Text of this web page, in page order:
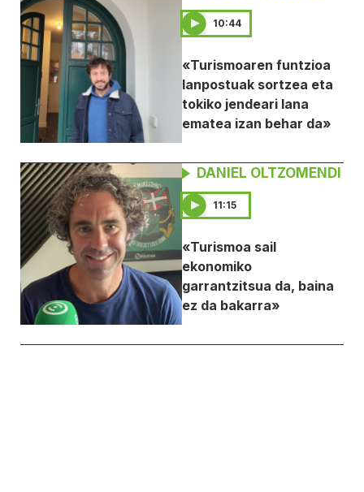
10:44
«Turismoaren funtzioa
lanpostuak sortzea eta
tokiko jendeari lana
ematea izan behar da»
DANIEL OLTZOMENDI
11:15
«Turismoa sail
ekonomiko
garrantzitsua da, baina
ez da bakarra»